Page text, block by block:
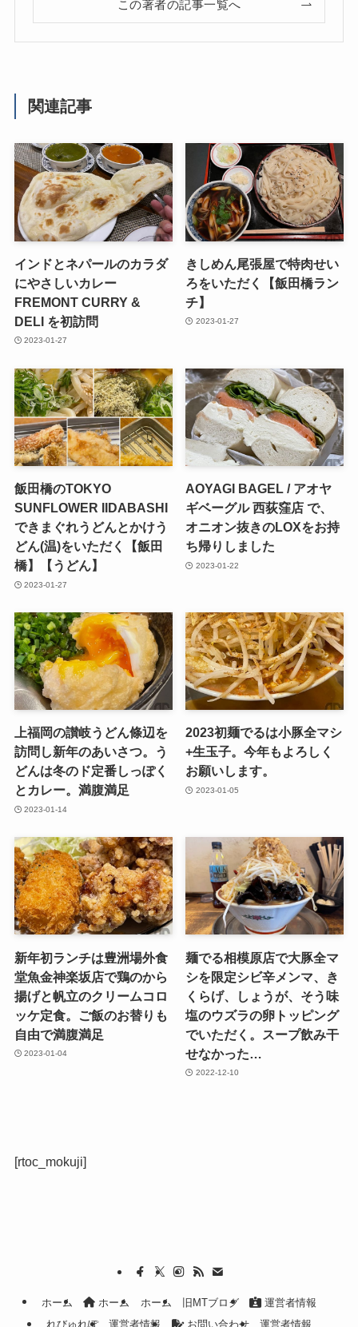
この著者の記事一覧へ
関連記事
インドとネパールのカラダ
にやさしいカレー
FREMONT CURRY &
DELI を初訪問
2023-01-27
きしめん尾張屋で特肉せい
ろをいただく【飯田橋ラン
チ】
2023-01-27
飯田橋のTOKYO
SUNFLOWER IIDABASHI
できまぐれうどんとかけう
どん(温)をいただく【飯田
橋】【うどん】
2023-01-27
AOYAGI BAGEL / アオヤ
ギベーグル 西荻窪店 で、
オニオン抜きのLOXをお持
ち帰りしました
2023-01-22
上福岡の讃岐うどん條辺を
訪問し新年のあいさつ。う
どんは冬のド定番しっぽく
とカレー。満腹満足
2023-01-14
2023初麺でるは小豚全マシ
+生玉子。今年もよろしく
お願いします。
2023-01-05
新年初ランチは豊洲場外食
堂魚金神楽坂店で鶏のから
揚げと帆立のクリームコロ
ッケ定食。ご飯のお替りも
自由で満腹満足
2023-01-04
麺でる相模原店で大豚全マ
シを限定シビ辛メンマ、き
くらげ、しょうが、そう味
塩のウズラの卵トッピング
でいただく。スープ飲み干
せなかった…
2022-12-10
[rtoc_mokuji]
ホーム ホーム ホーム 旧MTブログ
運営者情報